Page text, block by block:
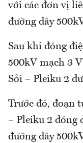
với các đơn vị
đường dây
Sau khi đóng
500kV mạch 3
Sỏi – Pleiku 2
Trước đó, đoạn
– Pleiku 2 đóng
đường dây